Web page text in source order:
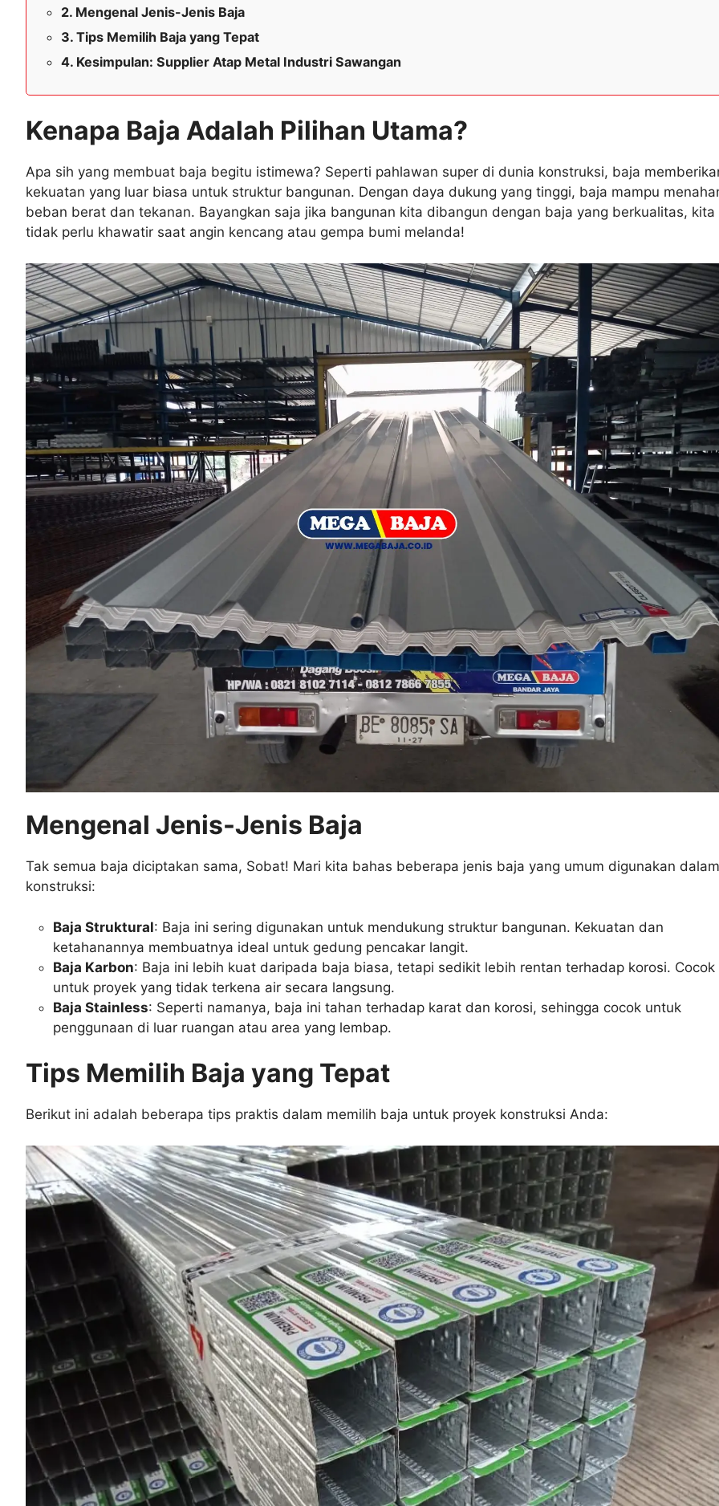
Mengenal Jenis-Jenis Baja
Tips Memilih Baja yang Tepat
Kesimpulan: Supplier Atap Metal Industri Sawangan
Kenapa Baja Adalah Pilihan Utama?
Apa sih yang membuat baja begitu istimewa? Seperti pahlawan super di dunia konstruksi, baja
kekuatan yang luar biasa untuk struktur bangunan. Dengan daya dukung yang tinggi, baja mampu
beban berat dan tekanan. Bayangkan saja jika bangunan kita dibangun dengan baja yang berkualitas, kita
tidak perlu khawatir saat angin kencang atau gempa bumi melanda!
Mengenal Jenis-Jenis Baja
Tak semua baja diciptakan sama, Sobat! Mari kita bahas beberapa jenis baja yang umum digunakan dalam
konstruksi:
Baja Struktural: Baja ini sering digunakan untuk mendukung struktur bangunan. Kekuatan dan
ketahanannya membuatnya ideal untuk gedung pencakar langit.
Baja Karbon: Baja ini lebih kuat daripada baja biasa, tetapi sedikit lebih rentan terhadap korosi. Cocok
untuk proyek yang tidak terkena air secara langsung.
Baja Stainless: Seperti namanya, baja ini tahan terhadap karat dan korosi, sehingga cocok untuk
penggunaan di luar ruangan atau area yang lembap.
Tips Memilih Baja yang Tepat
Berikut ini adalah beberapa tips praktis dalam memilih baja untuk proyek konstruksi Anda: